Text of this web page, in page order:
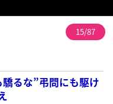
15/87
るな”弔問にも駆け